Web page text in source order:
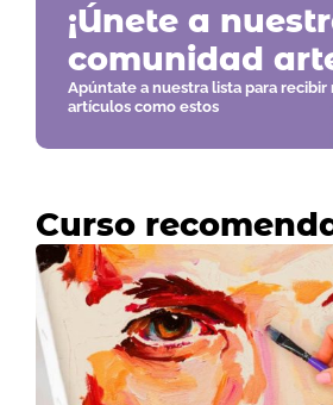
¡Únete a
comunidad
Apúntate a nuestra lista para recibir
artículos como estos
Curso